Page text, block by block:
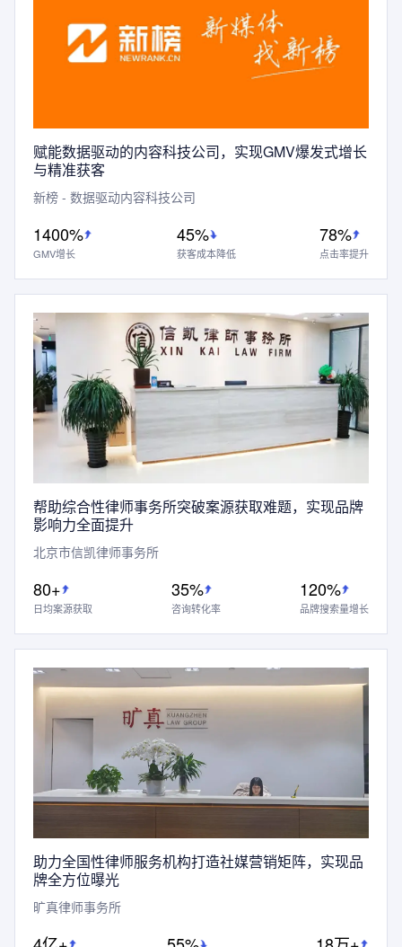
赋能数据驱动的内容科技公司，实现GMV爆发式增长
与精准获客
新榜 - 数据驱动内容科技公司
1400%
GMV增长
45%
获客成本降低
78%
点击率提升
帮助综合性律师事务所突破案源获取难题，实现品牌
影响力全面提升
北京市信凯律师事务所
80+
日均案源获取
35%
咨询转化率
120%
品牌搜索量增长
助力全国性律师服务机构打造社媒营销矩阵，实现品
牌全方位曝光
旷真律师事务所